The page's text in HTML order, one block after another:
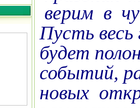
верим в
Пусть весь
будет
событий,
новых